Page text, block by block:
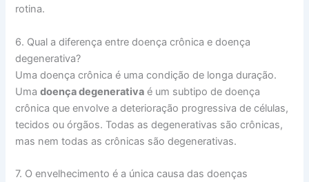
rotina.
6. Qual a diferença entre doença crônica e doença
degenerativa?
Uma doença crônica é uma condição de longa duração.
Umadoença degenerativa é um subtipo de doença
crônica que envolve a deterioração progressiva de células,
tecidos ou órgãos. Todas as degenerativas são crônicas,
mas nem todas as crônicas são degenerativas.
7. O envelhecimento é a única causa das doenças